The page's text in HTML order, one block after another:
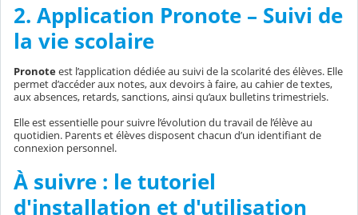
2. Application Pronote – Suivi de
la vie scolaire
Pronoteest l’application dédiée au suivi de la scolarité des élèves. Elle
permet d’accéder aux notes, aux devoirs à faire, au cahier de textes,
aux absences, retards, sanctions, ainsi qu’aux bulletins trimestriels.
Elle est essentielle pour suivre l’évolution du travail de l’élève au
quotidien. Parents et élèves disposent chacun d’un identifiant de
connexion personnel.
À suivre : le tutoriel
d'installation et d'utilisation